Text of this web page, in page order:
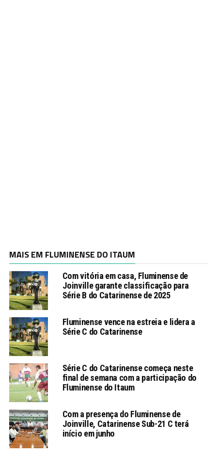
MAIS EM FLUMINENSE DO ITAUM
Com vitória em casa, Fluminense de
Joinville garante classificação para
Série B do Catarinense de 2025
Fluminense vence na estreia e lidera a
Série C do Catarinense
Série C do Catarinense começa neste
final de semana com a participação do
Fluminense do Itaum
Com a presença do Fluminense de
Joinville, Catarinense Sub-21 C terá
início em junho